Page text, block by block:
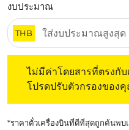
งบประมาณ
THB
ไม่มีค่าโดยสารที่ตรงกั
โปรดปรับตัวกรองของ
*ราคาตั๋วเครื่องบินที่ดีที่สุดถูกค้นพ